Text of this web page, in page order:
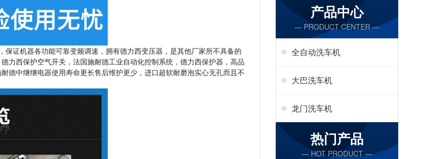
证机器各功能可靠变频调速，拥有德力西变压器，是其他厂家所不具备的
力西保护空气开关，法国施耐德工业自动化控制系统，德力西保护器，高品
德中继继电器使用寿命更长售后维护更少，进口超软耐磨泡实心无孔而且不
产品中心
— PRODUCT CENTER —
全自动洗车机
大巴洗车机
龙门洗车机
热门产品
— HOT PRODUCT —